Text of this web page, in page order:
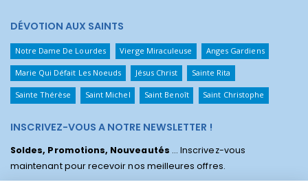
DÉVOTION AUX SAINTS
Notre Dame De Lourdes Vierge Miraculeuse Anges Gardiens
Marie Qui Défait Les Noeuds Jésus Christ Sainte Rita
Sainte Thérèse Saint Michel Saint Benoît Saint Christophe
INSCRIVEZ-VOUS A NOTRE NEWSLETTER !
Soldes, Promotions, Nouveautés ... Inscrivez-vous
maintenant pour recevoir nos meilleures offres.